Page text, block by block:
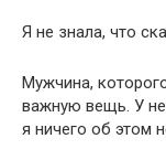
Я не знала, что
Мужчина,
важную вещь. У
я ничего об этом